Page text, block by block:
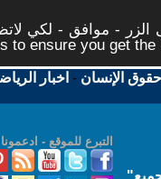
- موافق - لكي
to ensure you get
حقوق الإنسان - اخبار
التبرع للموقع - ادعمونا
"